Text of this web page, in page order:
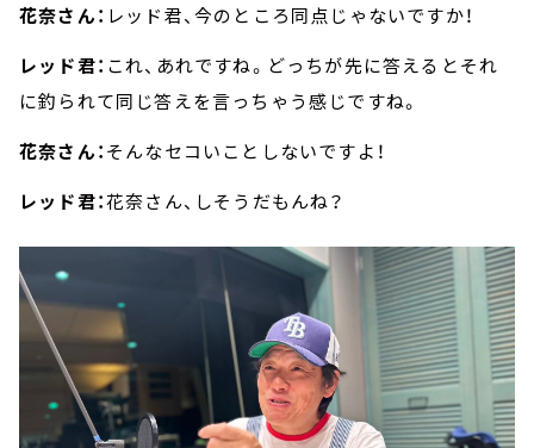
花奈さん： レッド君、今のところ同点じゃないですか！
レッド君： これ、あれですね。どっちが先に答えるとそれ
に釣られて同じ答えを言っちゃう感じですね。
花奈さん：そんなセコいことしないですよ！
レッド君：花奈さん、しそうだもんね？